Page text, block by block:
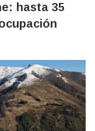
hasta 35